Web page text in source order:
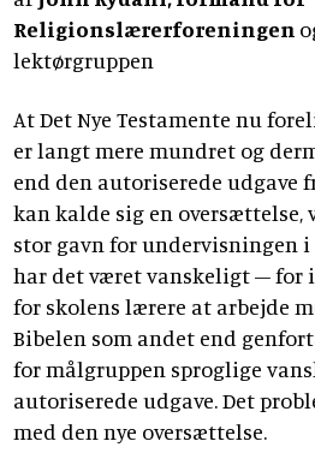
Religionslærerforeningen
lektørgruppen
At Det Nye Testamente nu
er langt mere mundret og
end den autoriserede udgave
kan kalde sig en
stor gavn for undervisningen
har det været vanskeligt – for
for skolens lærere at arbejde
Bibelen som andet end
for målgruppen sproglige
autoriserede udgave. Det
med den nye oversættelse.